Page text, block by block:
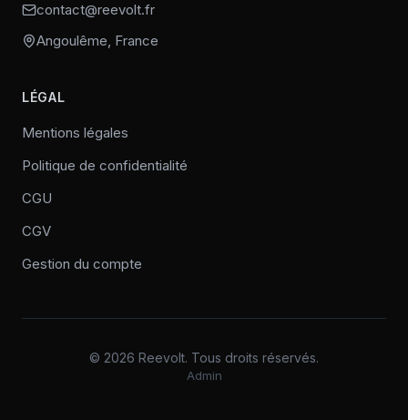
contact@reevolt.fr
Angoulême, France
LÉGAL
Mentions légales
Politique de confidentialité
CGU
CGV
Gestion du compte
© 2026 Reevolt. Tous droits réservés.
Admin